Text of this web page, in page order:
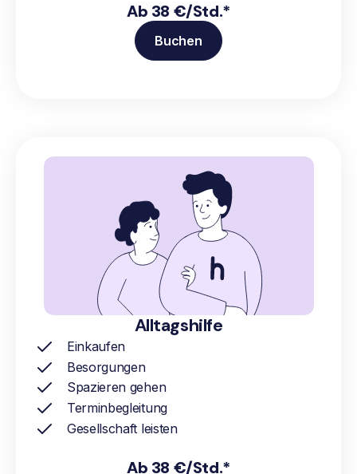
Ab 38 €/Std.*
Buchen
Alltagshilfe
Einkaufen
Besorgungen
Spazieren gehen
Terminbegleitung
Gesellschaft leisten
Ab 38 €/Std.*